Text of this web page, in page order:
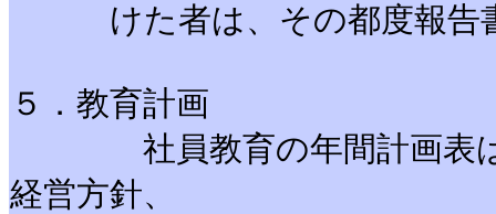
けた者は、その都度報告書
５．教育計画
社員教育の年間計画表は
経営方針、